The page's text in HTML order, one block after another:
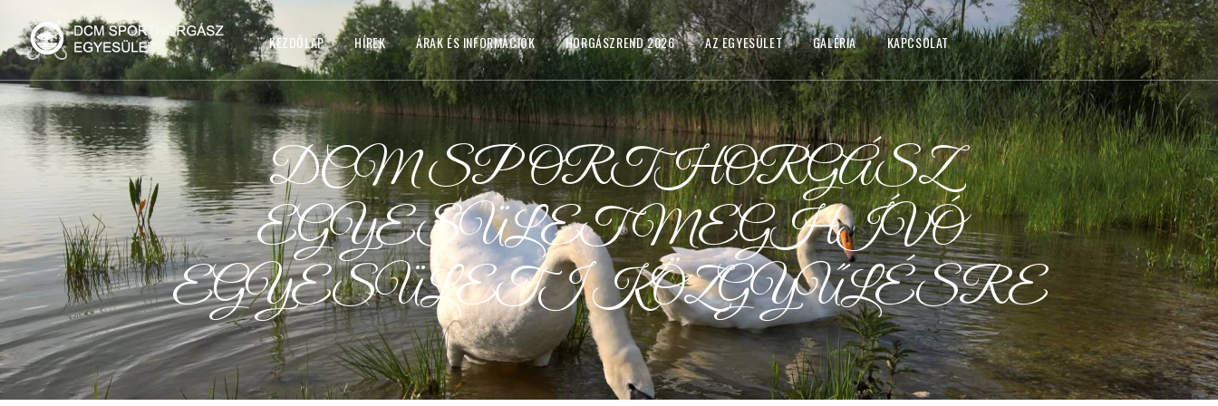
KEZDŐLAP HÍREK ÁRAK ÉS INFORMÁCIÓK HORGÁSZREND 2026 AZ EGYESÜLET GALÉRIA KAPCSOLAT
DCM SPORTHORGÁSZ
EGYESÜLET MEGHÍVÓ
EGYESÜLETI KÖZGYŰLÉSRE